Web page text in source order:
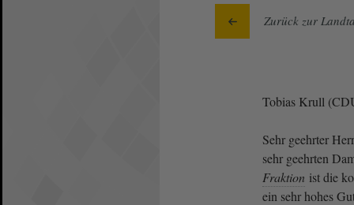
Zurück zur
Tobias Krull
Sehr geehrter
sehr geehrten
Fraktion ist die
ein sehr hohes